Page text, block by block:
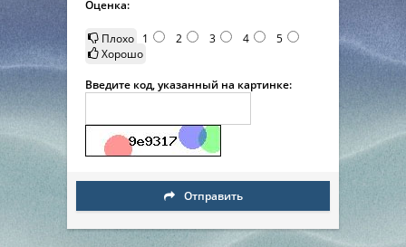
Оценка:
Плохо 1 2 3 4
5
Хорошо
Введите код, указанный на картинке:
Отправить